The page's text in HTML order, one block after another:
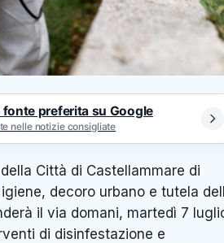
preferita su Google
nelle notizie consigliate
Città di Castellammare di
decoro urbano e tutela
il via domani, martedì 7
di disinfestazione e